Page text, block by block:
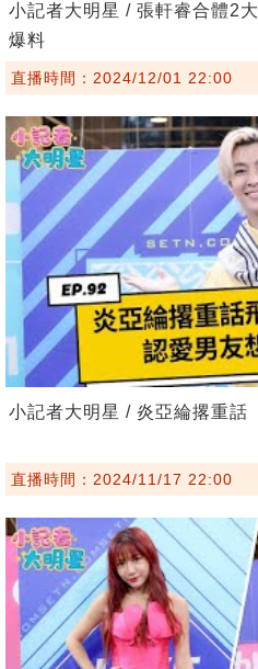
小記者大明星 / 張軒睿合體2
爆料
直播時間：2024/12/01 22:00
小記者大明星 / 炎亞綸撂重話
直播時間：2024/11/17 22:00